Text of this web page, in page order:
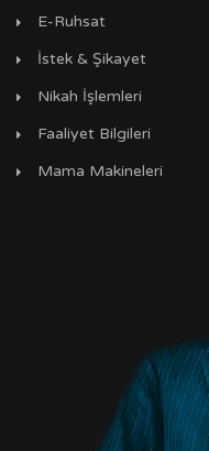
E-Ruhsat
İstek & Şikayet
Nikah İşlemleri
Faaliyet Bilgileri
Mama Makineleri